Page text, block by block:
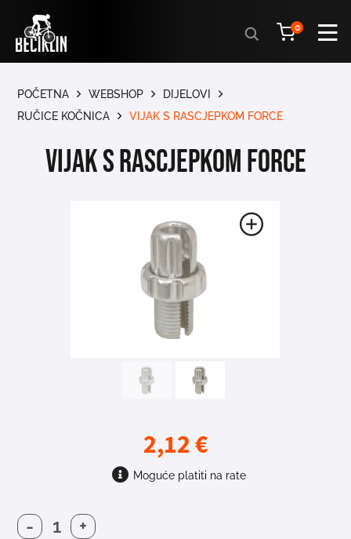
Products
search
0
POČETNA WEBSHOP
DIJELOVI
RUČICE KOČNICA
VIJAK S RASCJEPKOM FORCE
VIJAK S RASCJEPKOM FORCE
2,12€
Moguće platiti na rate
-
VIJAK +